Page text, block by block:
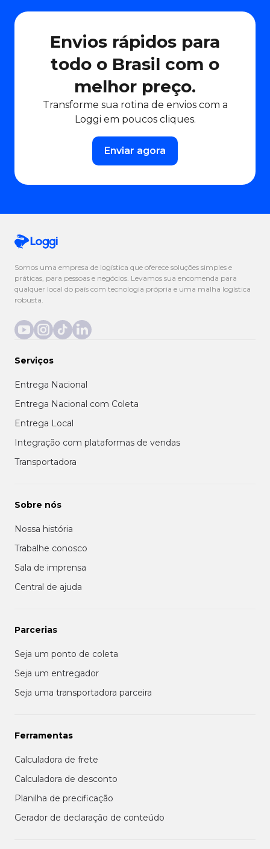
Envios rápidos para
todo o Brasil com o
melhor preço.
Transforme sua rotina de envios com a
Loggi em poucos cliques.
Enviar agora
Somos uma empresa de logística que oferece soluções simples e
práticas, para pessoas e negócios. Levamos sua encomenda para
qualquer local do país com tecnologia própria e uma malha logística
robusta.
Serviços
Entrega Nacional
Entrega Nacional com Coleta
Entrega Local
Integração com plataformas de vendas
Transportadora
Sobre nós
Nossa história
Trabalhe conosco
Sala de imprensa
Central de ajuda
Parcerias
Seja um ponto de coleta
Seja um entregador
Seja uma transportadora parceira
Ferramentas
Calculadora de frete
Calculadora de desconto
Planilha de precificação
Gerador de declaração de conteúdo